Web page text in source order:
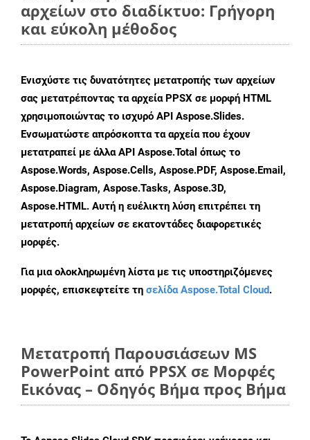
αρχείων στο διαδίκτυο: Γρήγορη
και εύκολη μέθοδος
Ενισχύστε τις δυνατότητες μετατροπής των αρχείων
σας μετατρέποντας τα αρχεία PPSX σε μορφή HTML
χρησιμοποιώντας το ισχυρό API Aspose.Slides.
Ενσωματώστε απρόσκοπτα τα αρχεία που έχουν
μετατραπεί με άλλα API Aspose.Total όπως το
Aspose.Words, Aspose.Cells, Aspose.PDF, Aspose.Email,
Aspose.Diagram, Aspose.Tasks, Aspose.3D,
Aspose.HTML. Αυτή η ευέλικτη λύση επιτρέπει τη
μετατροπή αρχείων σε εκατοντάδες διαφορετικές
μορφές.
Για μια ολοκληρωμένη λίστα με τις υποστηριζόμενες
μορφές, επισκεφτείτε τη σελίδα Aspose.Total Cloud.
Μετατροπή Παρουσιάσεων MS
PowerPoint από PPSX σε Μορφές
Εικόνας – Οδηγός Βήμα προς Βήμα